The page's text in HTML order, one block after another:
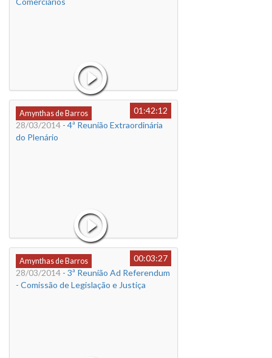
Amynthas de Barros
01:42:12
28/03/2014 - 4ª Reunião Extraordinária
do Plenário
Amynthas de Barros
00:03:27
28/03/2014 - 3ª Reunião Ad Referendum
- Comissão de Legislação e Justiça